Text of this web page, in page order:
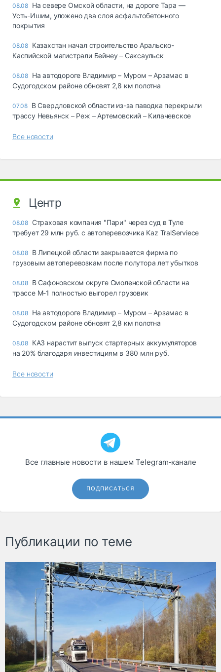
08.08 На севере Омской области, на дороге Тара —
Усть-Ишим, уложено два слоя асфальтобетонного
покрытия
08.08 Казахстан начал строительство Аральско-
Каспийской магистрали Бейнеу – Саксаульск
08.08 На автодороге Владимир – Муром – Арзамас в
Судогодском районе обновят 2,8 км полотна
07.08 В Свердловской области из-за паводка перекрыли
трассу Невьянск – Реж – Артемовский – Килачевское
Все новости
Центр
08.08 Страховая компания "Пари" через суд в Туле
требует 29 млн руб. с автоперевозчика Kaz TralServiece
08.08 В Липецкой области закрывается фирма по
грузовым автоперевозкам после полутора лет убытков
08.08 В Сафоновском округе Смоленской области на
трассе М-1 полностью выгорел грузовик
08.08 На автодороге Владимир – Муром – Арзамас в
Судогодском районе обновят 2,8 км полотна
08.08 КАЗ нарастит выпуск стартерных аккумуляторов
на 20% благодаря инвестициям в 380 млн руб.
Все новости
Все главные новости в нашем Telegram‑канале
ПОДПИСАТЬСЯ
Публикации по теме